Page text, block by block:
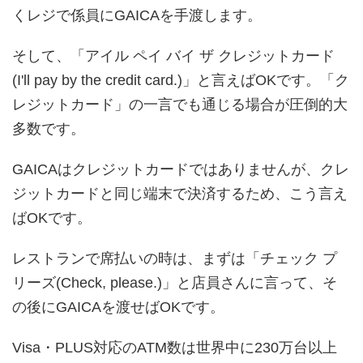
くレジで係員にGAICAを手渡します。
そして、「アイル ペイ バイ ザ クレジットカード
(I'll pay by the credit card.)」と言えばOKです。「ク
レジットカード」の一言でも通じる場合が圧倒的大
多数です。
GAICAはクレジットカードではありませんが、クレ
ジットカードと同じ端末で決済するため、こう言え
ばOKです。
レストランで席払いの時は、まずは「チェック プ
リーズ(Check, please.)」と店員さんに言って、そ
の後にGAICAを渡せばOKです。
Visa・PLUS対応のATM数は世界中に230万台以上